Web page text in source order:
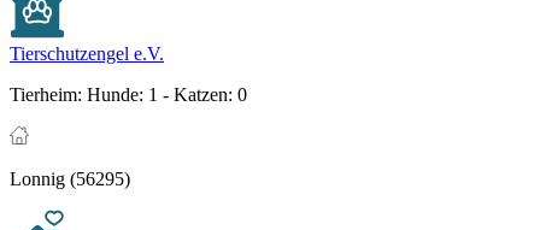
Tierschutzengel e.V.
Tierheim: Hunde: 1 - Katzen: 0
Lonnig (56295)